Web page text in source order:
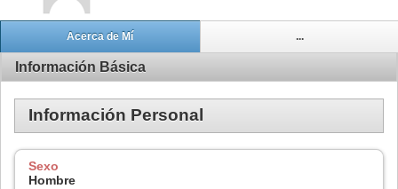
Acerca de Mí ...
Información Básica
Información Personal
Sexo
Hombre